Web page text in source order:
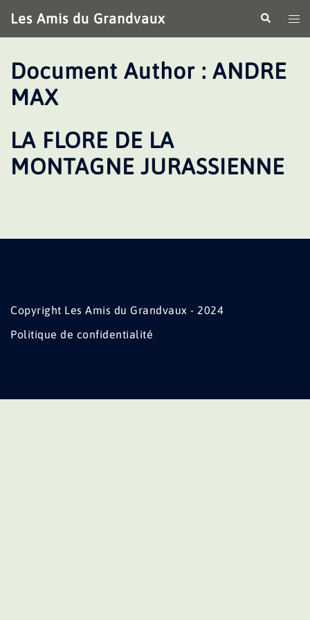
au
contenu
Les Amis du Grandvaux
le
Document Author : ANDRE
MAX
LA FLORE DE LA
MONTAGNE JURASSIENNE
Copyright Les Amis du Grandvaux - 2024
Politique de confidentialité